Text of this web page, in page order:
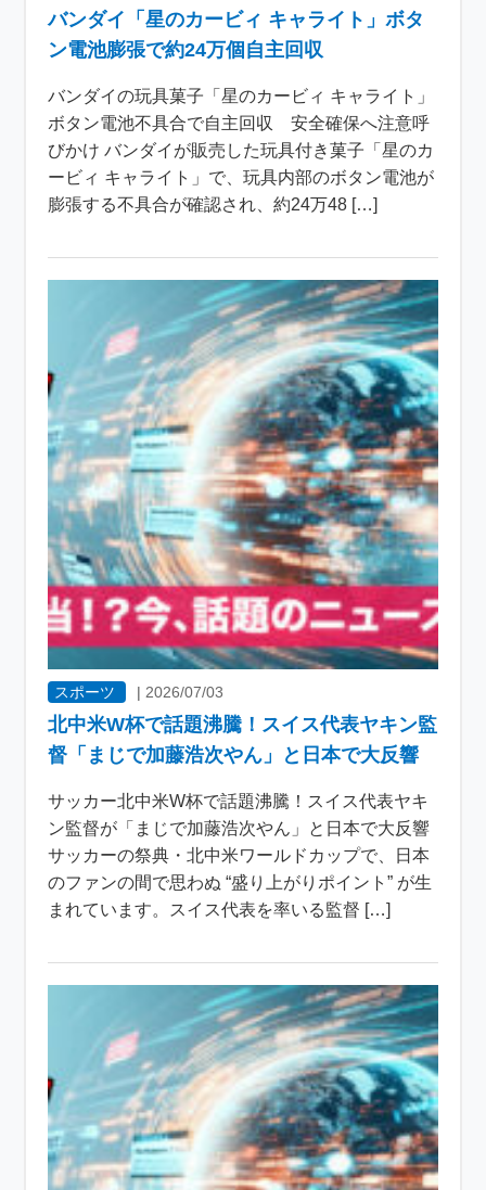
バンダイ「星のカービィ キャライト」ボタ
ン電池膨張で約24万個自主回収
バンダイの玩具菓子「星のカービィ キャライト」
ボタン電池不具合で自主回収 安全確保へ注意呼
びかけ バンダイが販売した玩具付き菓子「星のカ
ービィ キャライト」で、玩具内部のボタン電池が
膨張する不具合が確認され、約24万48 […]
スポーツ |2026/07/03
北中米W杯で話題沸騰！スイス代表ヤキン監
督「まじで加藤浩次やん」と日本で大反響
サッカー北中米W杯で話題沸騰！スイス代表ヤキ
ン監督が「まじで加藤浩次やん」と日本で大反響
サッカーの祭典・北中米ワールドカップで、日本
のファンの間で思わぬ “盛り上がりポイント” が生
まれています。スイス代表を率いる監督 […]